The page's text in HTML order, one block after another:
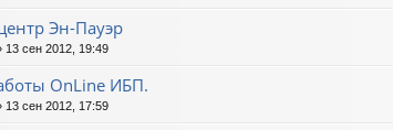
Эн-Пауэр
13 сен 2012, 19:49
OnLine ИБП.
13 сен 2012, 17:59